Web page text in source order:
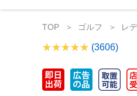
TOP ゴルフ レ
(3606)